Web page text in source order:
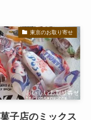
東京のお取り寄せ
子店のミックス